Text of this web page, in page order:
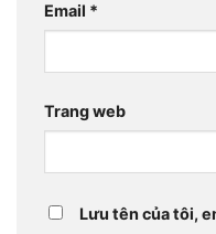
Email *
Trang web
Lưu tên của tôi,